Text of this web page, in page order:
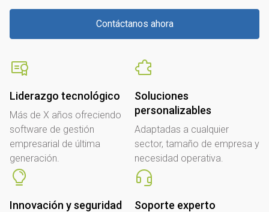
Contáctanos ahora
Liderazgo tecnológico
Más de X años ofreciendo
software de gestión
empresarial de última
generación.
Soluciones
personalizables
Adaptadas a cualquier
sector, tamaño de empresa y
necesidad operativa.
Innovación y seguridad Soporte experto